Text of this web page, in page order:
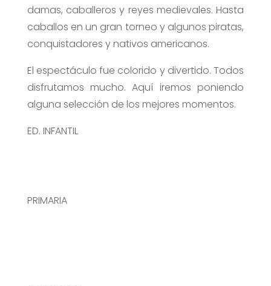
damas, caballeros y reyes medievales. Hasta
caballos en un gran torneo y algunos piratas,
conquistadores y nativos americanos.
El espectáculo fue colorido y divertido. Todos
disfrutamos mucho. Aquí iremos poniendo
alguna selección de los mejores momentos.
ED. INFANTIL
PRIMARIA